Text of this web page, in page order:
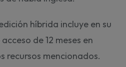
híbrida incluye en su
de 12 meses en
recursos mencionados.